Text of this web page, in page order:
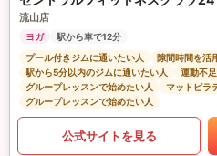
流山店
ヨガ
駅から車で12分
プール付きジムに通いたい人
隙間時間を活
駅から5分以内のジムに通いたい人
運動不
グループレッスンで始めたい人
マットピラ
グループレッスンで始めたい人
公式サイトを見る